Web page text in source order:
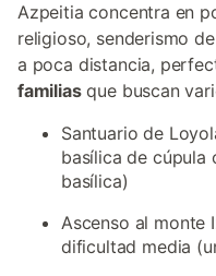
Azpeitia concentra en
religioso, senderismo
a poca distancia,
familiasque buscan
Santuario de
basílica de cúpula
basílica)
Ascenso al monte
dificultad media